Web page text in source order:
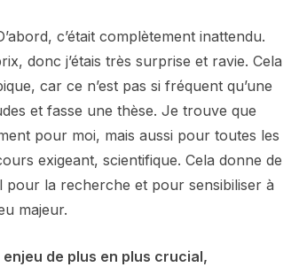
c’était complètement inattendu.
donc j’étais très surprise et ravie. Cela
car ce n’est pas si fréquent qu’une
et fasse une thèse. Je trouve que
pour moi, mais aussi pour toutes les
exigeant, scientifique. Cela donne de
pour la recherche et pour sensibiliser à
majeur.
de plus en plus crucial,